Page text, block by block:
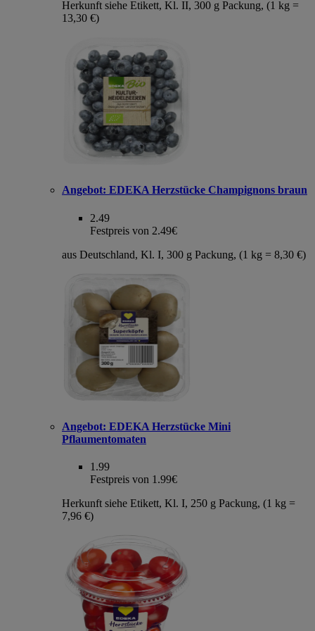
Herkunft siehe Etikett, Kl. II, 300 g Packung, (1 kg =
13,30 €)
Angebot: EDEKA Herzstücke Champignons braun
2.49
Festpreis von 2.49€
aus Deutschland, Kl. I, 300 g Packung, (1 kg = 8,30 €)
Angebot: EDEKA Herzstücke Mini
Pflaumentomaten
1.99
Festpreis von 1.99€
Herkunft siehe Etikett, Kl. I, 250 g Packung, (1 kg =
7,96 €)